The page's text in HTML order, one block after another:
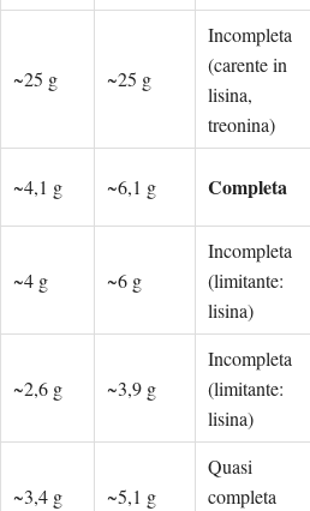
~25 g ~25 g
Incompleta
(carente in
lisina,
treonina)
~4,1 g ~6,1 g Completa
~4 g ~6 g
Incompleta
(limitante:
lisina)
~2,6 g ~3,9 g
Incompleta
(limitante:
lisina)
~3,4 g ~5,1 g
Quasi
completa